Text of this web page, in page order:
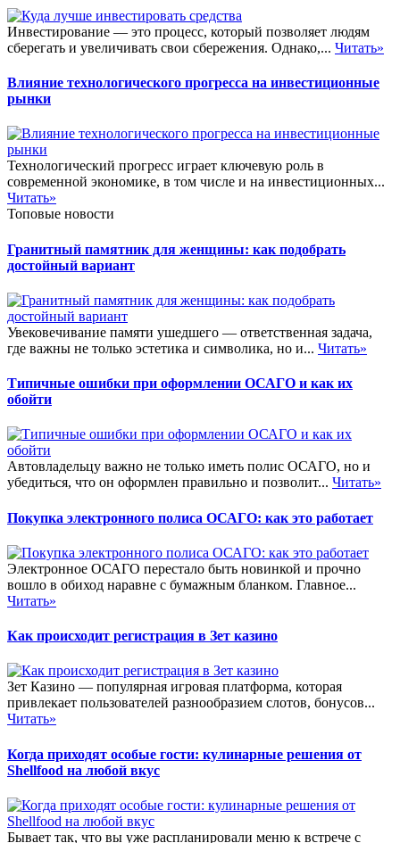
Инвестирование — это процесс, который позволяет людям
сберегать и увеличивать свои сбережения. Однако,... Читать»
Влияние технологического прогресса на инвестиционные
рынки
Технологический прогресс играет ключевую роль в
современной экономике, в том числе и на инвестиционных...
Читать»
Топовые новости
Гранитный памятник для женщины: как подобрать
достойный вариант
Увековечивание памяти ушедшего — ответственная задача,
где важны не только эстетика и символика, но и... Читать»
Типичные ошибки при оформлении ОСАГО и как их
обойти
Автовладельцу важно не только иметь полис ОСАГО, но и
убедиться, что он оформлен правильно и позволит... Читать»
Покупка электронного полиса ОСАГО: как это работает
Электронное ОСАГО перестало быть новинкой и прочно
вошло в обиход наравне с бумажным бланком. Главное...
Читать»
Как происходит регистрация в Зет казино
Зет Казино — популярная игровая платформа, которая
привлекает пользователей разнообразием слотов, бонусов...
Читать»
Когда приходят особые гости: кулинарные решения от
Shellfood на любой вкус
Бывает так, что вы уже распланировали меню к встрече с